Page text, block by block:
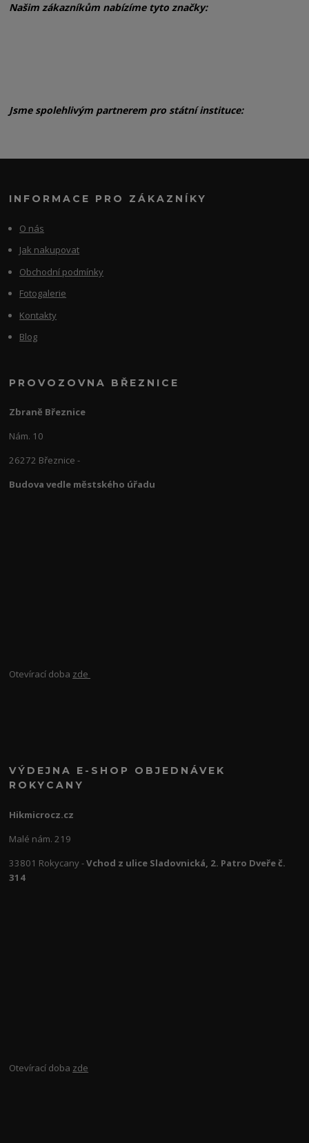
Našim zákazníkům nabízíme tyto značky:
Jsme spolehlivým partnerem pro státní instituce:
INFORMACE PRO ZÁKAZNÍKY
O nás
Jak nakupovat
Obchodní podmínky
Fotogalerie
Kontakty
Blog
PROVOZOVNA BŘEZNICE
Zbraně Březnice
Nám. 10
26272 Březnice -
Budova vedle městského úřadu
Otevírací doba zde
VÝDEJNA E-SHOP OBJEDNÁVEK
ROKYCANY
Hikmicrocz.cz
Malé nám. 219
33801 Rokycany -Vchod z ulice Sladovnická, 2. Patro Dveře č.
314
Otevírací doba zde